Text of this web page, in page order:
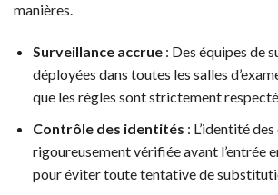
manières.
Surveillance accrue: Des équipes de
déployées dans toutes les salles
que les règles sont strictement
Contrôle des identités : L’identité
rigoureusement vérifiée avant l’entrée
pour éviter toute tentative de